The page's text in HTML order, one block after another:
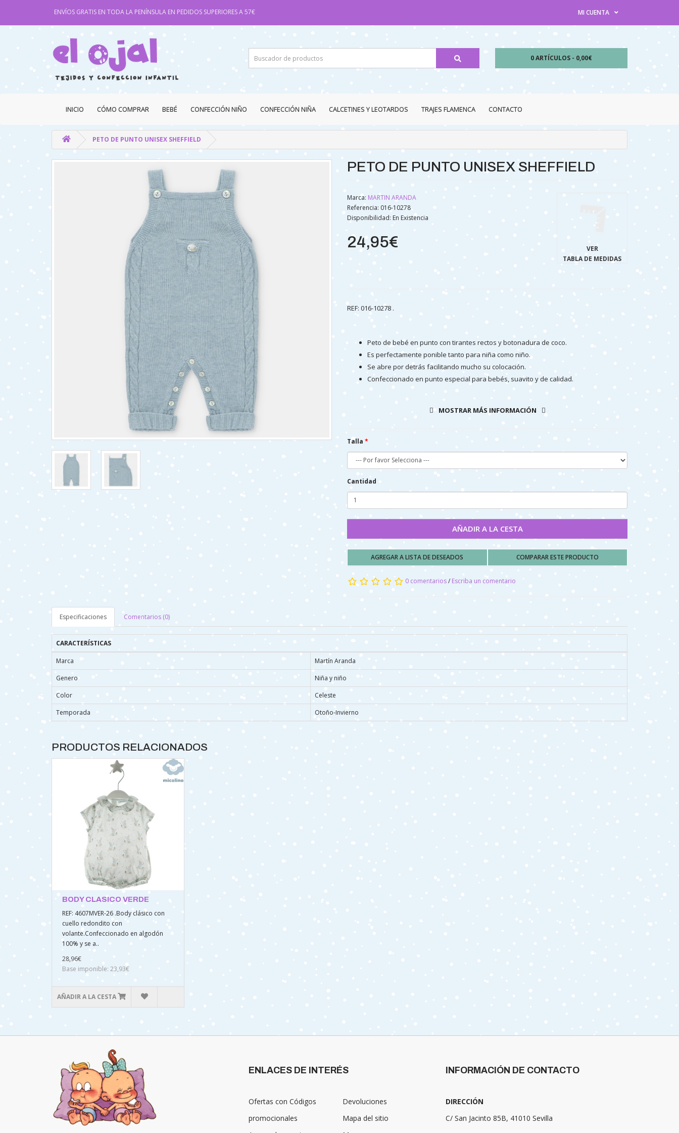
ENVÍOS GRATIS EN TODA LA PENÍNSULA EN PEDIDOS SUPERIORES A 57€ MI CUENTA
0 ARTÍCULOS - 0,00€
INICIO CÓMO COMPRAR BEBÉ CONFECCIÓN NIÑO CONFECCIÓN NIÑA CALCETINES Y LEOTARDOS TRAJES FLAMENCA CONTACTO
PETO DE PUNTO UNISEX SHEFFIELD
PETO DE PUNTO UNISEX SHEFFIELD
Marca: MARTIN ARANDA
Referencia: 016-10278
Disponibilidad: En Existencia
24,95€
VER
TABLA DE MEDIDAS
REF: 016-10278 .
Peto de bebé en punto con tirantes rectos y botonadura de coco.
Es perfectamente ponible tanto para niña como niño.
Se abre por detrás facilitando mucho su colocación.
Confeccionado en punto especial para bebés, suavito y de calidad.
MOSTRAR MÁS INFORMACIÓN
Talla
Cantidad
AÑADIR A LA CESTA
AGREGAR A LISTA DE DESEADOS COMPARAR ESTE PRODUCTO
0 comentarios/ Escriba un comentario
Especificaciones Comentarios (0)
CARACTERÍSTICAS
Marca
Martín Aranda
Genero
Niña y niño
Color
Celeste
Temporada
Otoño-Invierno
PRODUCTOS RELACIONADOS
BODY CLASICO VERDE
REF: 4607MVER-26 .Body clásico con
cuello redondito con
volante.Confeccionado en algodón
100% y se a..
28,96€
Base imponible: 23,93€
AÑADIR A LA CESTA
ENLACES DE INTERÉS
Ofertas con Códigos
promocionales
Devoluciones
Mapa del sitio
INFORMACIÓN DE CONTACTO
DIRECCIÓN
C/ San Jacinto 85B, 41010 Sevilla